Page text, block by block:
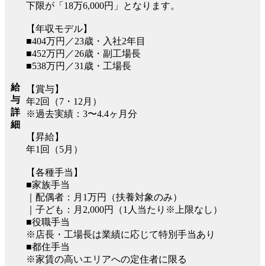
給
与
詳
細
下限が「18万6,000円」となります。
【年収モデル】
■404万円／23歳・入社2年目
■452万円／26歳・副工場長
■538万円／31歳・工場長
【賞与】
年2回（7・12月）
※過去実績：3〜4.4ヶ月分
【昇給】
年1回（5月）
【各種手当】
■家族手当
｜配偶者：月1万円（扶養対象のみ）
｜子ども：月2,000円（1人当たり※上限なし）
■役職手当
※店長・工場長は業績に応じて特別手当あり
■都住手当
※家賃の高いエリアへの定住者に限る